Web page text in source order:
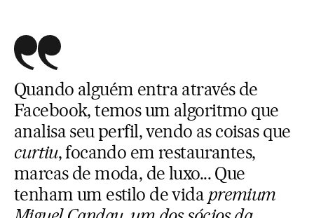
Quando alguém entra através de
Facebook, temos um algoritmo que
analisa seu perfil, vendo as coisas que
curtiu, focando em restaurantes,
marcas de moda, de luxo... Que
tenham um estilo de vida premium